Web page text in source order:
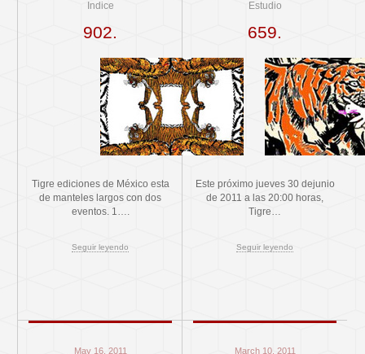
Indice
902.
Tigre ediciones de México esta
de manteles largos con dos
eventos. 1….
Seguir leyendo
Estudio
659.
Este próximo jueves 30 dejunio
de 2011 a las 20:00 horas,
Tigre…
Seguir leyendo
May 16, 2011
March 10, 2011